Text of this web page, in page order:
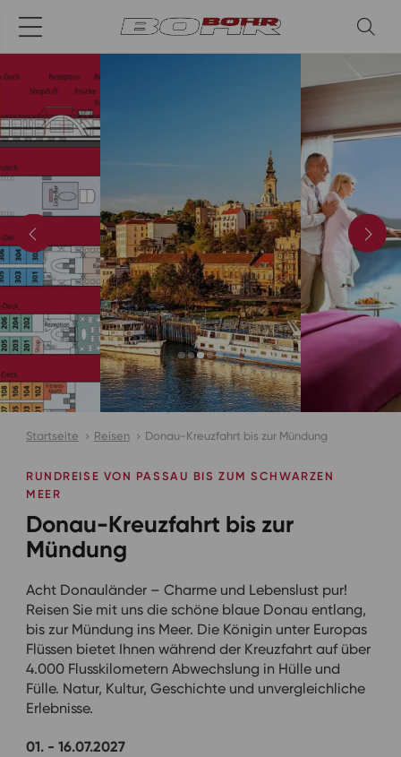
Startseite Reisen Donau-Kreuzfahrt bis zur Mündung
Donau-Kreuzfahrt bis zur
Mündung
RUNDREISE VON PASSAU BIS ZUM SCHWARZEN
MEER
Acht Donauländer – Charme und Lebenslust pur!
Reisen Sie mit uns die schöne blaue Donau entlang,
bis zur Mündung ins Meer. Die Königin unter Europas
Flüssen bietet Ihnen während der Kreuzfahrt auf über
4.000 Flusskilometern Abwechslung in Hülle und
Fülle. Natur, Kultur, Geschichte und unvergleichliche
Erlebnisse.
01. - 16.07.2027